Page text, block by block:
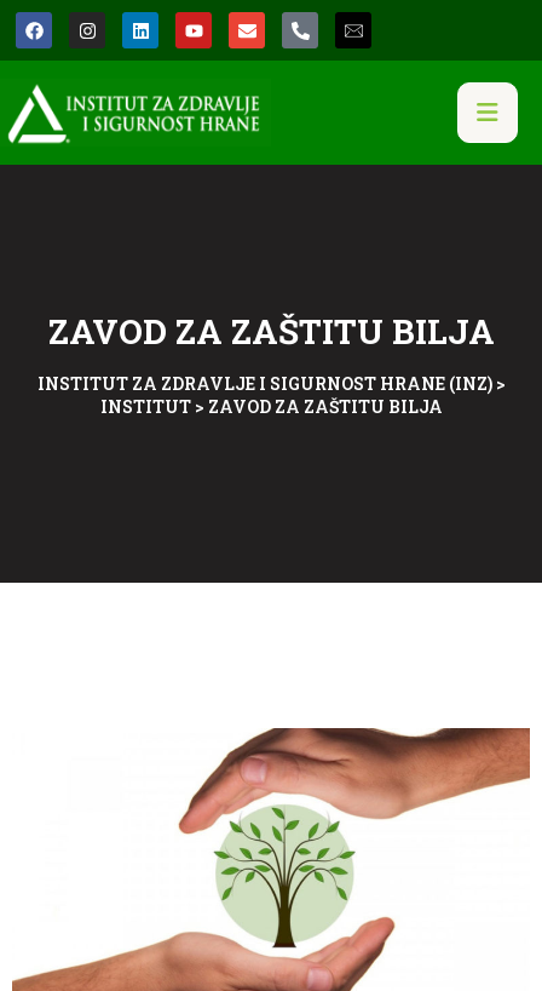
ZAVOD ZA ZAŠTITU BILJA
INSTITUT ZA ZDRAVLJE I SIGURNOST HRANE (INZ)>
INSTITUT> ZAVOD ZA ZAŠTITU BILJA